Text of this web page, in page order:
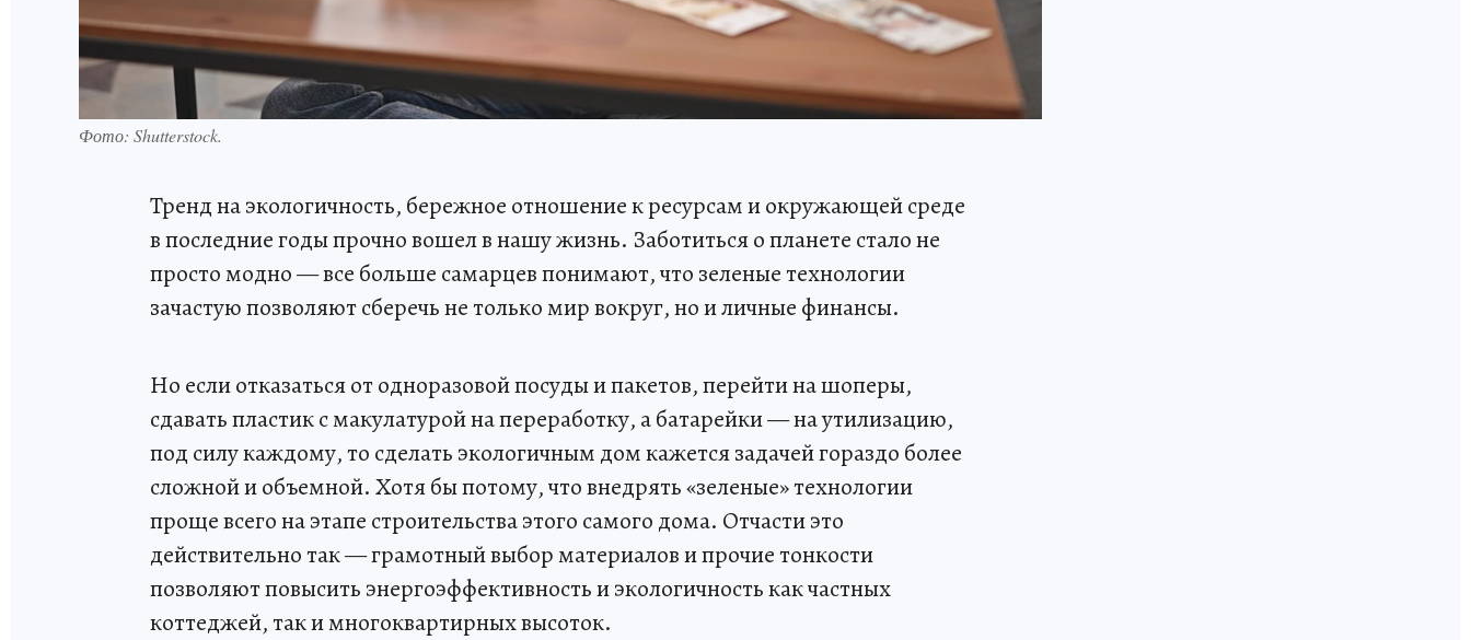
Фото: Shutterstock.
Тренд на экологичность, бережное отношение к ресурсам и окружающей среде
в последние годы прочно вошел в нашу жизнь. Заботиться о планете стало не
просто модно — все больше самарцев понимают, что зеленые технологии
зачастую позволяют сберечь не только мир вокруг, но и личные финансы.
Но если отказаться от одноразовой посуды и пакетов, перейти на шоперы,
сдавать пластик с макулатурой на переработку, а батарейки — на утилизацию,
под силу каждому, то сделать экологичным дом кажется задачей гораздо более
сложной и объемной. Хотя бы потому, что внедрять «зеленые» технологии
проще всего на этапе строительства этого самого дома. Отчасти это
действительно так — грамотный выбор материалов и прочие тонкости
позволяют повысить энергоэффективность и экологичность как частных
коттеджей, так и многоквартирных высоток.